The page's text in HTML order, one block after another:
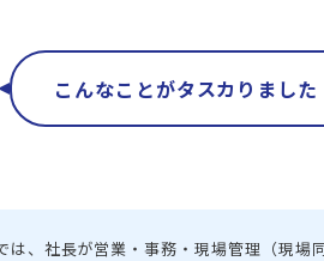
こんなことがタスカりました
は、社長が営業・事務・現場管理（現場